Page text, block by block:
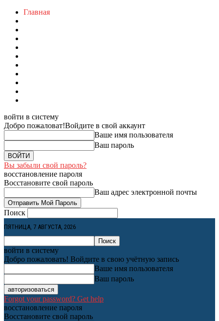
Главная
войти в систему
Добро пожаловат!Войдите в свой аккаунт
Ваше имя пользователя
Ваш пароль
Вы забыли свой пароль?
восстановление пароля
Восстановите свой пароль
Ваш адрес электронной почты
Поиск
ПЯТНИЦА, 7 АВГУСТА, 2026
войти в систему
Добро пожаловать! Войдите в свою учётную запись
Ваше имя пользователя
Ваш пароль
Forgot your password? Get help
восстановление пароля
Восстановите свой пароль